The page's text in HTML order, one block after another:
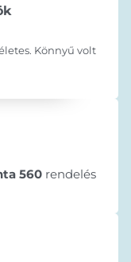
Könnyű volt
560 rendelés